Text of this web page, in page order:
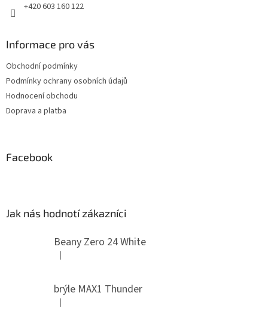
+420 603 160 122
Informace pro vás
Obchodní podmínky
Podmínky ochrany osobních údajů
Hodnocení obchodu
Doprava a platba
Facebook
Jak nás hodnotí zákazníci
Beany Zero 24 White
Hodnocení produktu je 5 z 5 hvězdiček.
|
brýle MAX1 Thunder
Hodnocení produktu je 5 z 5 hvězdiček.
|